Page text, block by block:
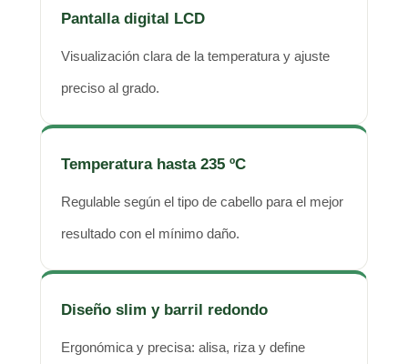
Pantalla digital LCD
Visualización clara de la temperatura y ajuste
preciso al grado.
Temperatura hasta 235 ºC
Regulable según el tipo de cabello para el mejor
resultado con el mínimo daño.
Diseño slim y barril redondo
Ergonómica y precisa: alisa, riza y define